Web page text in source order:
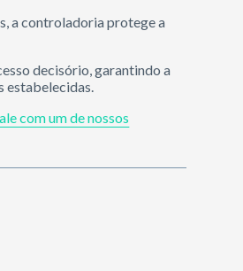
a controladoria protege a
decisório, garantindo a
estabelecidas.
com um de nossos